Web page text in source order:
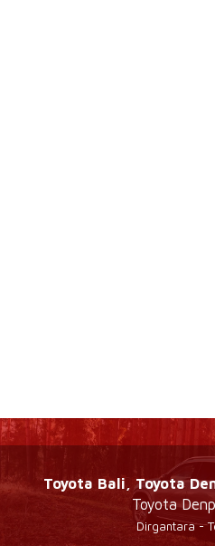
Toyota Bali, Toyota
Toyota
Dirgantara -